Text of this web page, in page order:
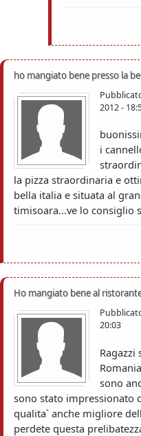
ho mangiato bene presso la
2012 -
i
la pizza straordinaria e
bella italia e situata al
timisoara...ve lo consiglio
Ho mangiato bene al
20:03
Ragazzi
sono
sono stato impressionato
qualita` anche migliore
perdete questa